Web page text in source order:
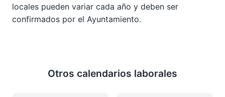
locales pueden variar cada año y deben ser
confirmados por el Ayuntamiento.
Otros calendarios laborales